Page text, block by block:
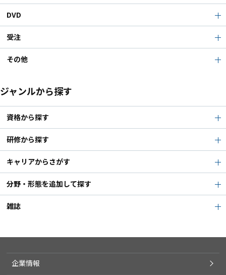
DVD
受注
その他
ジャンルから探す
資格から探す
研修から探す
キャリアからさがす
分野・形態を追加して探す
雑誌
企業情報